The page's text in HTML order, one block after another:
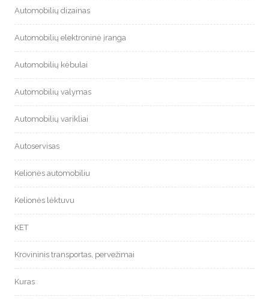
Automobilių dizainas
Automobilių elektroninė įranga
Automobilių kėbulai
Automobilių valymas
Automobilių varikliai
Autoservisas
Kelionės automobiliu
Kelionės lėktuvu
KET
Krovininis transportas, pervežimai
Kuras